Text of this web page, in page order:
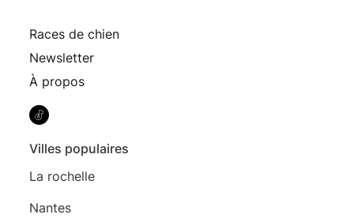
Races de chien
Newsletter
À propos
Villes populaires
La rochelle
Nantes